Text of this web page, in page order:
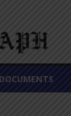
DOCUMENTS